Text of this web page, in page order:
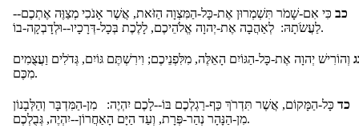
כב כִּי אִם-שָׁמֹר תִּשְׁמְרוּן אֶת-כָּל-הַמִּצְוָה הַזֹּאת, אֲשֶׁר אָנֹכִי מְצַוֶּה אֶתְכֶם--
לַעֲשֹׂתָהּ: לְאַהֲבָה אֶת-יְהוָה אֱלֹהֵיכֶם, לָלֶכֶת בְּכָל-דְּרָכָיו--וּלְדָבְקָה-בוֹ.
וְהוֹרִישׁ יְהוָה אֶת-כָּל-הַגּוֹיִם הָאֵלֶּה, מִלִּפְנֵיכֶם; וִירִשְׁתֶּם גּוֹיִם, גְּדֹלִים וַעֲצֻמִים
מִכֶּם.
כד כָּל-הַמָּקוֹם, אֲשֶׁר תִּדְרֹךְ כַּף-רַגְלְכֶם בּוֹ--לָכֶם יִהְיֶה: מִן-הַמִּדְבָּר וְהַלְּבָנוֹן
מִן-הַנָּהָר נְהַר-פְּרָת, וְעַד הַיָּם הָאַחֲרוֹן--יִהְיֶה, גְּבֻלְכֶם.